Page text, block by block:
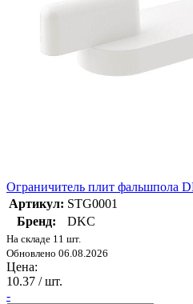
Ограничитель плит фальшпола
Артикул: STG0001
Бренд:
DKC
На складе 11 шт.
Обновлено 06.08.2026
Цена:
10.37 / шт.
-